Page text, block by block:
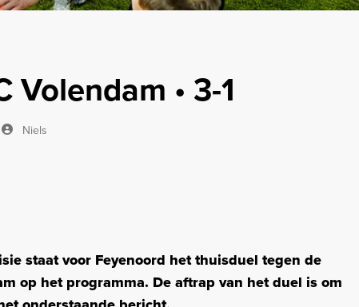
Volendam • 3-1
Niels
staat voor Feyenoord het thuisduel tegen de
op het programma. De aftrap van het duel is om